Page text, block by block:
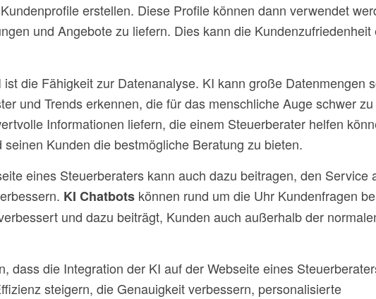
erstellen. Diese Profile können dann verwendet
und Angebote zu liefern. Dies kann die Kundenzufriedenheit
die Fähigkeit zur Datenanalyse. KI kann große Datenmengen
und Trends erkennen, die für das menschliche Auge schwer
Informationen liefern, die einem Steuerberater helfen
Kunden die bestmögliche Beratung zu bieten.
eines Steuerberaters kann auch dazu beitragen, den Service
KI Chatbots können rund um die Uhr Kundenfragen
und dazu beiträgt, Kunden auch außerhalb der
dass die Integration der KI auf der Webseite eines
steigern, die Genauigkeit verbessern, personalisierte